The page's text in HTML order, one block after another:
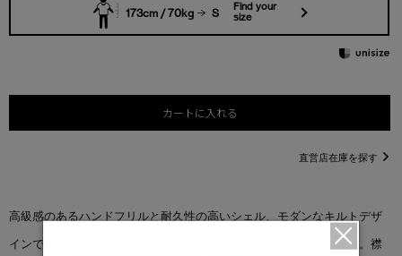
173cm / 70kg S
Find your
size
カートに入れる
直営店在庫を探す
高級感のあるハンドフリルと耐久性の高いシェル、モダンなキルトデザ
インで、オールシーズンのレイヤリングに欠かせないアイテムです。襟